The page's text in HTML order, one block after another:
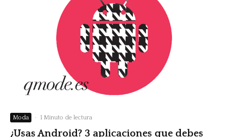
Moda · 1 Minuto de lectura
¿Usas Android? 3 aplicaciones que debes